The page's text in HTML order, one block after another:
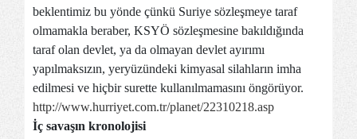
beklentimiz bu yönde çünkü Suriye sözleşmeye taraf
olmamakla beraber, KSYÖ sözleşmesine bakıldığında
taraf olan devlet, ya da olmayan devlet ayırımı
yapılmaksızın, yeryüzündeki kimyasal silahların imha
edilmesi ve hiçbir surette kullanılmamasını öngörüyor.
http://www.hurriyet.com.tr/planet/22310218.asp
İç savaşın kronolojisi